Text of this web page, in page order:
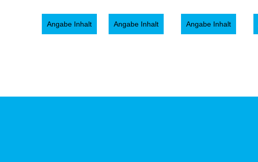
Angabe Inhalt Angabe Inhalt Angabe Inhalt